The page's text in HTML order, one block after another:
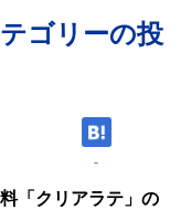
ゴリーの投
-
「クリアラテ」の